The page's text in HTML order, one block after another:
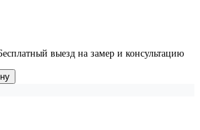
выезд на замер и консультацию